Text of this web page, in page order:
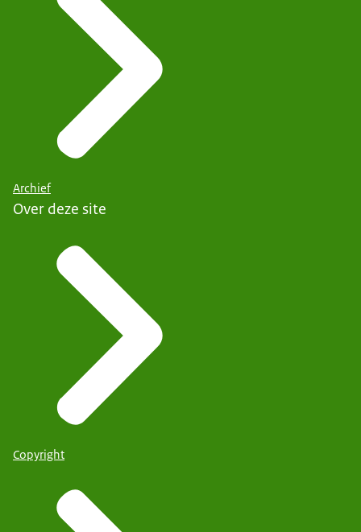
Archief
Over deze site
Copyright